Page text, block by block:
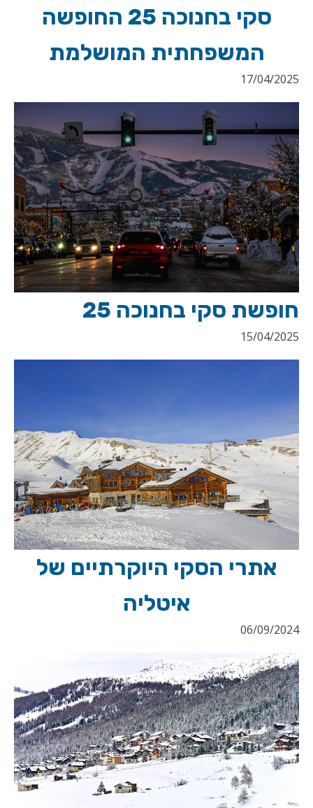
סקי בחנוכה 25 החופשה
המשפחתית המושלמת
17/04/2025
חופשת סקי בחנוכה 25
15/04/2025
אתרי הסקי היוקרתיים של
איטליה
06/09/2024